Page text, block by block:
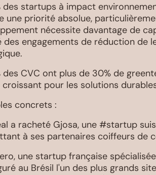
des startups à impact
une priorité absolue,
nécessite davantage de
des engagements de réduction de
des CVC ont plus de 30% de
pour les solutions
concrets :
a racheté Gjosa, une #startup
à ses partenaires coiffeurs de
une startup française
au Brésil l'un des plus grands